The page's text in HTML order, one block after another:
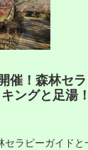
催！森林セ
ングと足湯
セラピーガイドと